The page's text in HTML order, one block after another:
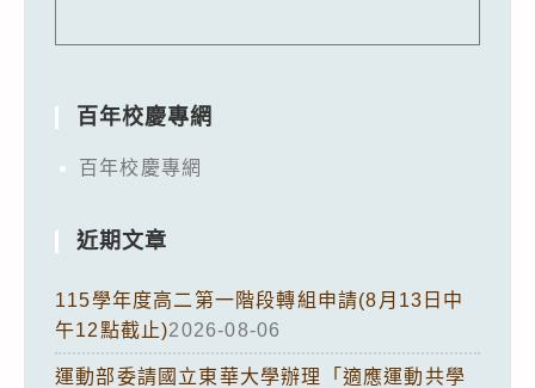
百年校慶專網
百年校慶專網
近期文章
115學年度高二第一階段轉組申請(8月13日中
午12點截止)2026-08-06
運動部委請國立東華大學辦理「適應運動共學